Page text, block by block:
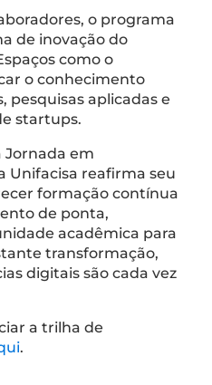
o programa
de inovação do
como o
o conhecimento
pesquisas aplicadas e
startups.
Jornada em
Unifacisa reafirma seu
formação contínua
de ponta,
acadêmica para
transformação,
digitais são cada vez
a trilha de
.